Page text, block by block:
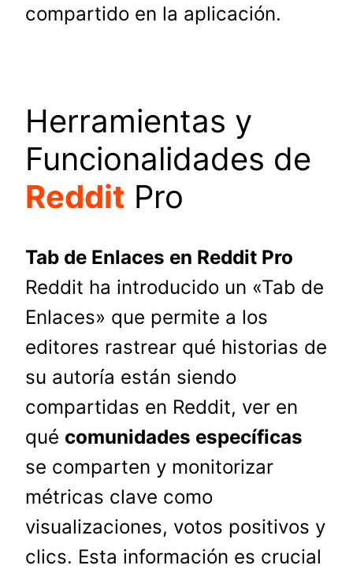
compartido en la aplicación.
Herramientas y
Funcionalidades de
Reddit Pro
Tab de Enlaces en Reddit Pro
Reddit ha introducido un «Tab de
Enlaces» que permite a los
editores rastrear qué historias de
su autoría están siendo
compartidas en Reddit, ver en
qué comunidades específicas
se comparten y monitorizar
métricas clave como
visualizaciones, votos positivos y
clics. Esta información es crucial